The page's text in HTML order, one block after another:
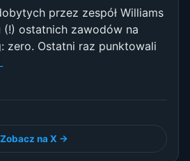
przez zespół Williams
(!) ostatnich zawodów na
zero. Ostatni raz punktowali
Zobacz na X →